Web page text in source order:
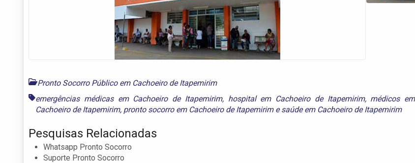
Pronto Socorro Público em Cachoeiro de Itapemirim
emergências médicas em Cachoeiro de Itapemirim, hospital em Cachoeiro de Itapemirim, médicos em
Cachoeiro de Itapemirim, pronto socorro em Cachoeiro de Itapemirimesaúde em Cachoeiro de Itapemirim
Pesquisas Relacionadas
Whatsapp Pronto Socorro
Suporte Pronto Socorro